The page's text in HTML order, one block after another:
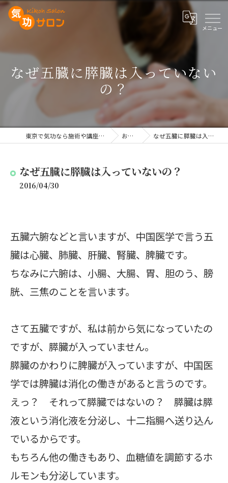
なぜ五臓に膵臓は入っていない
の？
東京で気功なら施術や講座を行う気功サロン お知らせ なぜ五臓に膵臓は入っていないの？
なぜ五臓に膵臓は入っていないの？
2016/04/30
五臓六腑などと言いますが、中国医学で言う五
臓は心臓、肺臓、肝臓、腎臓、脾臓です。
ちなみに六腑は、小腸、大腸、胃、胆のう、膀
胱、三焦のことを言います。
さて五臓ですが、私は前から気になっていたの
ですが、膵臓が入っていません。
膵臓のかわりに脾臓が入っていますが、中国医
学では脾臓は消化の働きがあると言うのです。
えっ？ それって膵臓ではないの？ 膵臓は膵
液という消化液を分泌し、十二指腸へ送り込ん
でいるからです。
もちろん他の働きもあり、血糖値を調節するホ
ルモンも分泌しています。